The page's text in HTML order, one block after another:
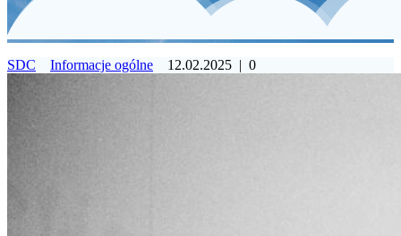
SDC Informacje ogólne 12.02.2025 | 0